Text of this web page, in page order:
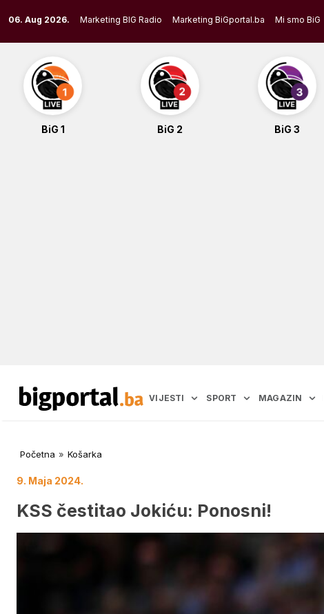
to
content
06. Aug 2026. Marketing BIG Radio Marketing BiGportal.ba Mi smo BiG
BiG 1 BiG 2 BiG 3
VIJESTI SPORT MAGAZIN
Početna » Košarka
9. Maja 2024.
KSS čestitao Jokiću: Ponosni!